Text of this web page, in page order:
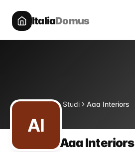
ItaliaDomus
HomeDirectory Studi Aaa Interiors
AI
Aaa Interiors